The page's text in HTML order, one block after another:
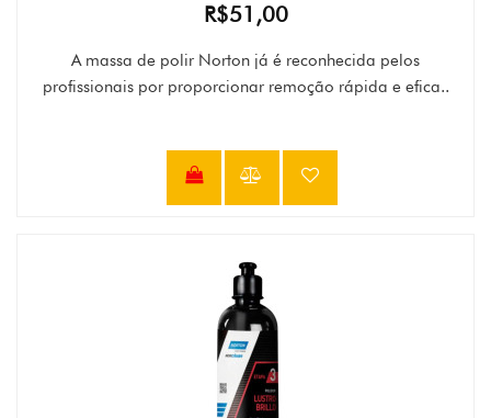
R$51,00
A massa de polir Norton já é reconhecida pelos
profissionais por proporcionar remoção rápida e efica..